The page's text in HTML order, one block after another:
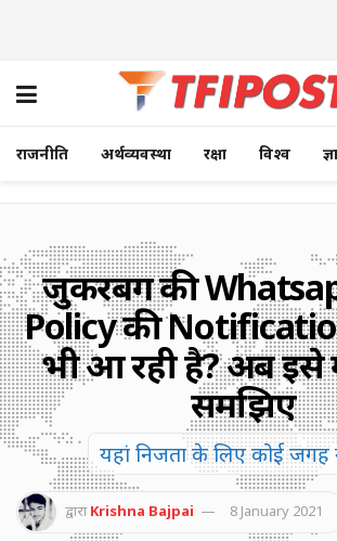
राजनीति अर्थव्यवस्था रक्षा विश्व
जुकरबर्ग की
Policy की
भी आ रही है? अब इसे
समझिए
यहां निजता के लिए कोई जगह
द्वारा Krishna Bajpai 8 January 2021